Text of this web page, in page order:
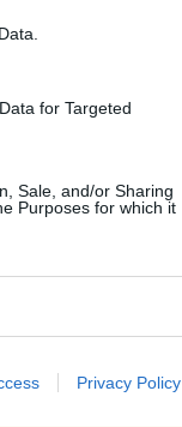
for Targeted
Sale, and/or Sharing
Purposes for which it
Privacy Policy
wolności
wspólnej pracy
naukowej
Biblii
i
księgi ukazują
że
więzienia
do